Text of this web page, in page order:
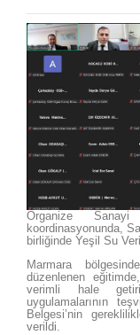
Organize
koordinasyonunda,
birliğinde Yeşil Su
Marmara
düzenlenen
verimli hale
uygulamalarının
Belgesi’nin
verildi.